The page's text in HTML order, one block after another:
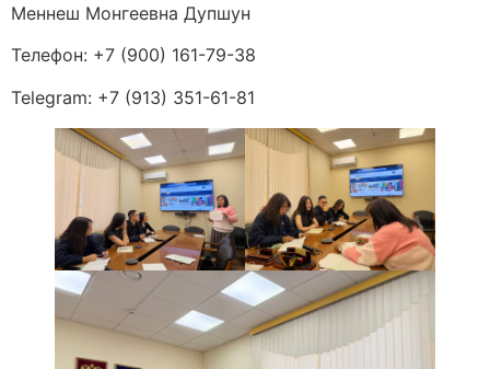
Меннеш Монгеевна Дупшун
Телефон: +7 (900) 161-79-38
Telegram: +7 (913) 351-61-81